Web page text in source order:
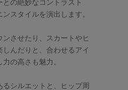
の絶妙なコントラスト
スタイルを演出します。
させたり、スカートやヒ
んだりと、合わせるアイ
の高さも魅力。
シルエットと、ヒップ周